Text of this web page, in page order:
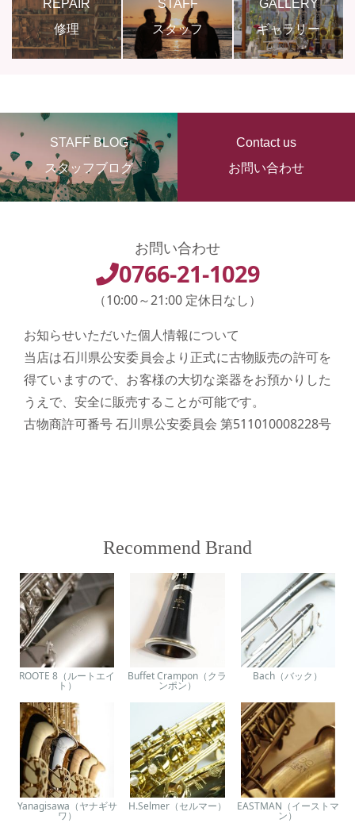
REPAIR
修理
STAFF
スタッフ
GALLERY
ギャラリー
STAFF BLOG
スタッフブログ
Contact us
お問い合わせ
お問い合わせ
0766-21-1029
（10:00～21:00 定休日なし）
お知らせいただいた個人情報について
当店は石川県公安委員会より正式に古物販売の許可を
得ていますので、お客様の大切な楽器をお預かりした
うえで、安全に販売することが可能です。
古物商許可番号 石川県公安委員会 第511010008228号
Recommend Brand
ROOTE 8（ルートエイ
ト）
Buffet Crampon（クラ
ンポン）
Bach（バック）
Yanagisawa（ヤナギサ
ワ）
H.Selmer（セルマー） EASTMAN（イーストマ
ン）